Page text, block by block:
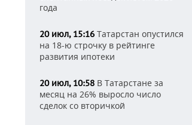
года
20 июл, 15:16 Татарстан опустился
на 18-ю строчку в рейтинге
развития ипотеки
20 июл, 10:58 В Татарстане за
месяц на 26% выросло число
сделок со вторичкой